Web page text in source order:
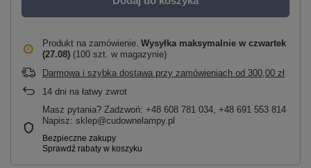
Produkt na zamówienie Wysyłka maksymalnie w czwartek
(27.08) (100 szt. w magazynie)
Darmowa i szybka dostawa przy zamówieniach od 300,00 zł
14 dni na łatwy zwrot
Masz pytania? Zadzwoń: +48 608 781 034, +48 691 553 814
Napisz: sklep@cudownelampy.pl